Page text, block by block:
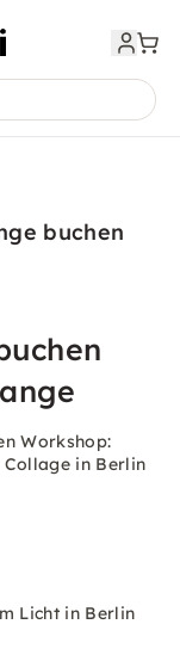
buchen
Workshop:
in Berlin
Licht in Berlin